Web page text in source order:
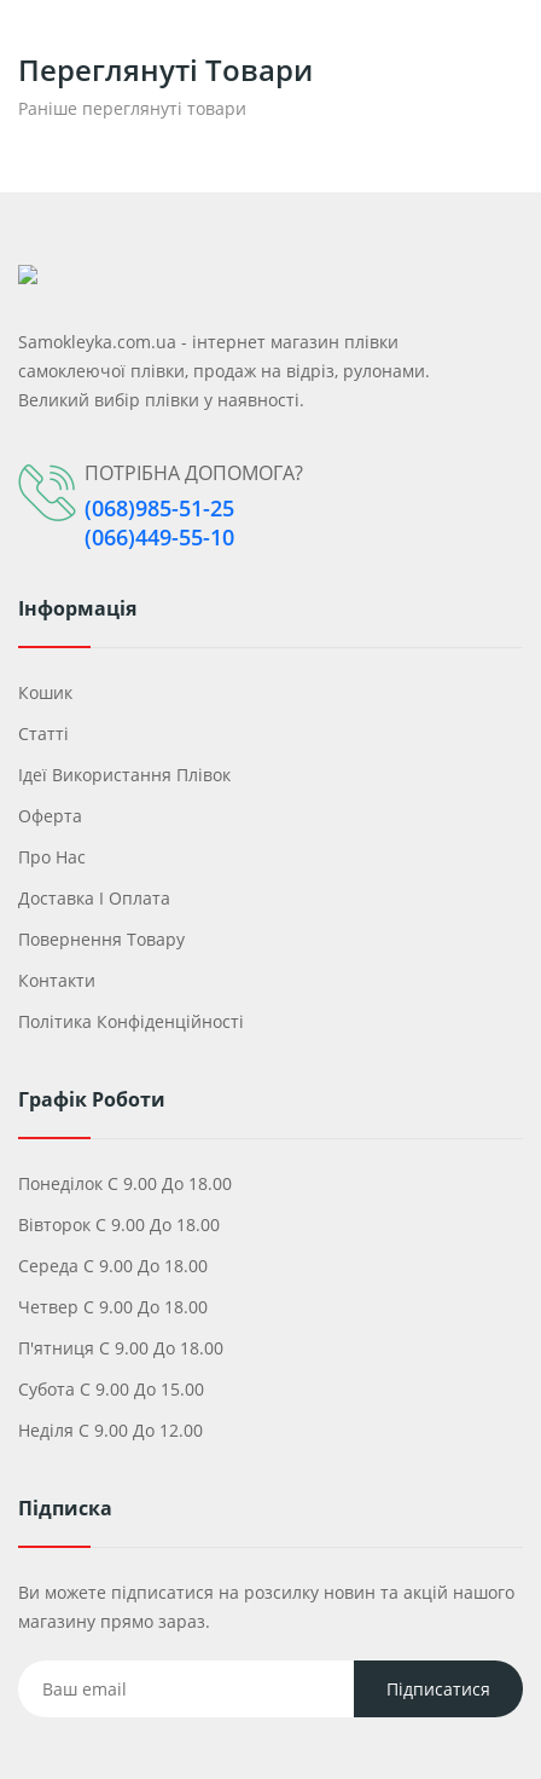
Переглянуті Товари
Раніше переглянуті товари
Samokleyka.com.ua - інтернет магазин плівки
самоклеючої плівки, продаж на відріз, рулонами.
Великий вибір плівки у наявності.
ПОТРІБНА ДОПОМОГА?
(068)985-51-25
(066)449-55-10
Інформація
Кошик
Статті
Ідеї ​​використання Плівок
Оферта
Про Нас
Доставка І Оплата
Повернення Товару
Контакти
Політика Конфіденційності
Графік Роботи
Понеділок С 9.00 До 18.00
Вівторок С 9.00 До 18.00
Середа С 9.00 До 18.00
Четвер С 9.00 До 18.00
П'ятниця С 9.00 До 18.00
Субота С 9.00 До 15.00
Неділя С 9.00 До 12.00
Підписка
Ви можете підписатися на розсилку новин та акцій нашого
магазину прямо зараз.